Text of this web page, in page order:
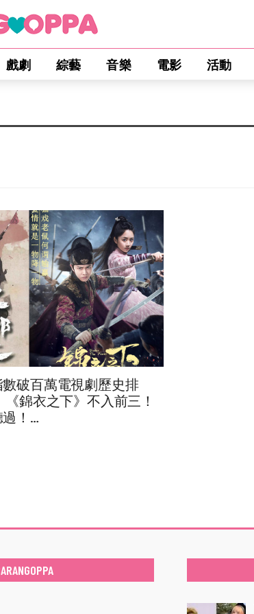
戲劇 綜藝 音樂 電影 活動
破百萬電視劇歷史排
錦衣之下》不入前三！
！…